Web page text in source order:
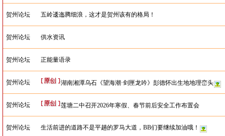
贺州论坛 五岭逶迤腾细浪，这才是贺州该有的格局！
贺州论坛 供水资讯
贺州论坛 正能量语录
贺州论坛 湖南湘潭乌石《望海潮·剑匣龙吟》彭德怀出生地地理峦头
贺州论坛 莲塘二中召开2026年寒假、春节前后安全工作布置会
贺州论坛 生活前进的道路不是平趟的罗马大道，BB们要继续加油哦！